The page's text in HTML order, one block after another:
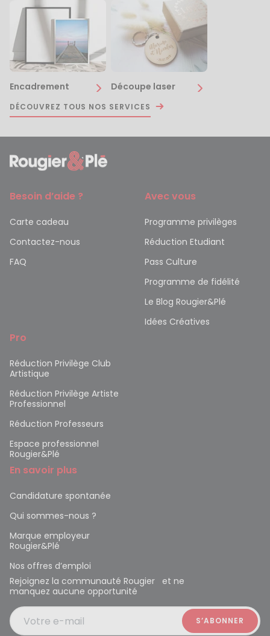
Encadrement Découpe laser
DÉCOUVREZ TOUS NOS SERVICES
Besoin d’aide ?
Carte cadeau
Contactez-nous
FAQ
Avec vous
Programme privilèges
Réduction Etudiant
Pass Culture
Programme de fidélité
Le Blog Rougier&Plé
Idées Créatives
Pro
Réduction Privilège Club
Artistique
Réduction Privilège Artiste
Professionnel
Réduction Professeurs
Espace professionnel
Rougier&Plé
En savoir plus
Candidature spontanée
Qui sommes-nous ?
Marque employeur
Rougier&Plé
Nos offres d’emploi
Rejoignez la communauté Rougier et ne
manquez aucune opportunité
Votre e-mail